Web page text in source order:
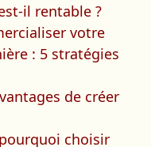
il rentable ?
votre
: 5 stratégies
de créer
pourquoi choisir